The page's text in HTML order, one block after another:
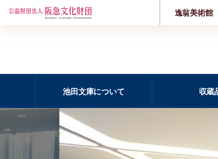
逸翁美術館
池田文庫について 収蔵